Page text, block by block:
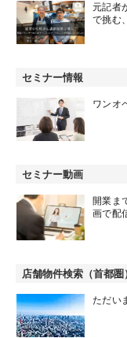
元記者
で挑む
セミナー情報
ワンオ
セミナー動画
開業ま
画で配
店舗物件検索（首都圏）
ただい